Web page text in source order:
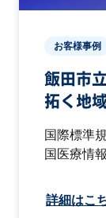
お客様事例
飯田市
拓く地
国際標準
国医療情
詳細はこ